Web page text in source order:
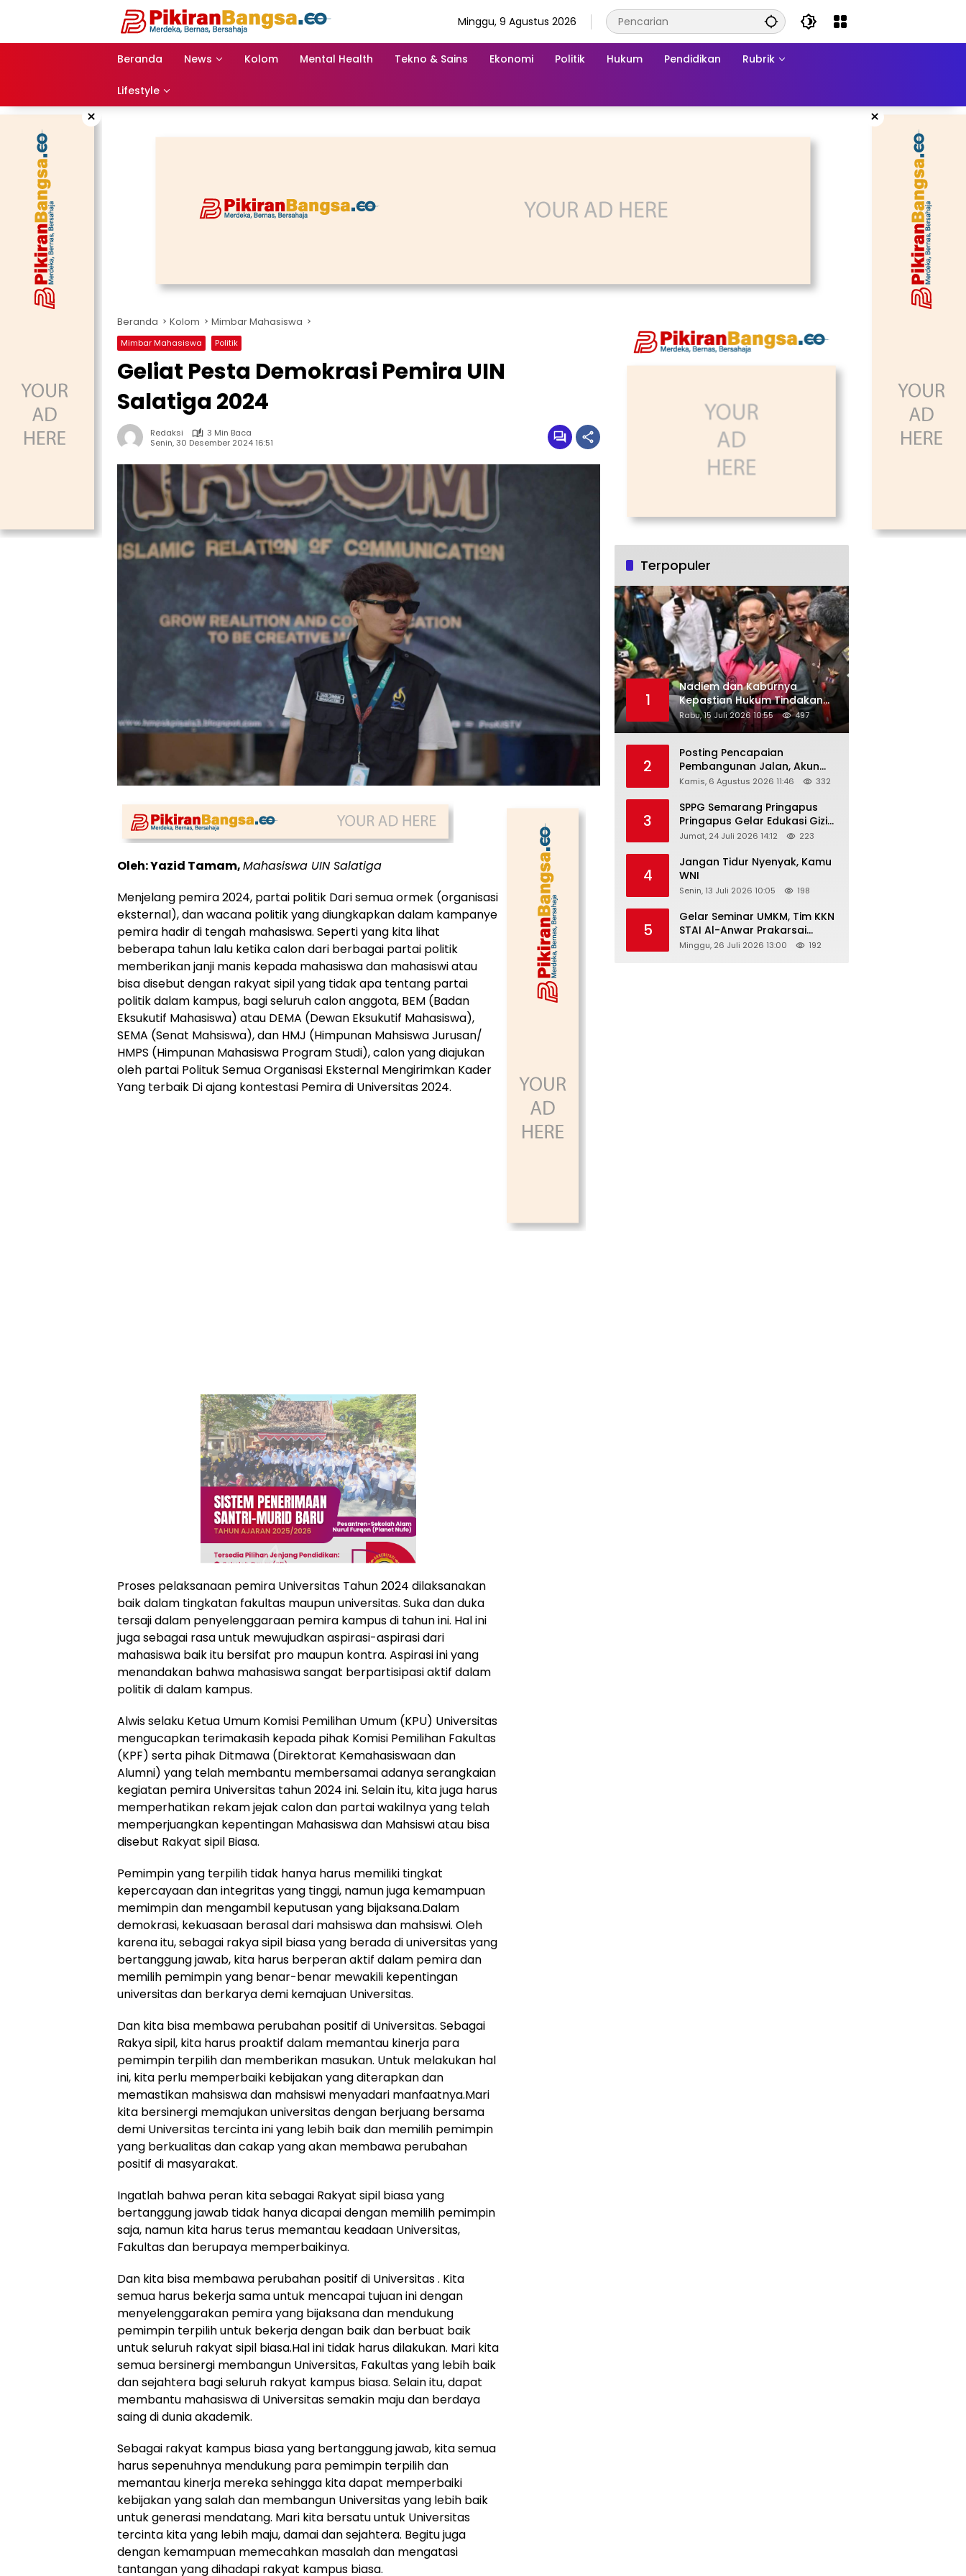
Minggu, 9 Agustus 2026
Beranda News Kolom Mental Health Tekno & Sains Ekonomi Politik Hukum Pendidikan Rubrik
Lifestyle
× ×
Beranda Kolom Mimbar Mahasiswa
Mimbar Mahasiswa Politik
Geliat Pesta Demokrasi Pemira UIN
Salatiga 2024
Redaksi
3 Min Baca
Senin, 30 Desember 2024 16:51
Oleh: Yazid Tamam,Mahasiswa UIN Salatiga
Menjelang pemira 2024, partai politik Dari semua ormek (organisasi
eksternal), dan wacana politik yang diungkapkan dalam kampanye
pemira hadir di tengah mahasiswa. Seperti yang kita lihat
beberapa tahun lalu ketika calon dari berbagai partai politik
memberikan janji manis kepada mahasiswa dan mahasiswi atau
bisa disebut dengan rakyat sipil yang tidak apa tentang partai
politik dalam kampus, bagi seluruh calon anggota, BEM (Badan
Eksukutif Mahasiswa) atau DEMA (Dewan Eksukutif Mahasiswa),
SEMA (Senat Mahsiswa), dan HMJ (Himpunan Mahsiswa Jurusan/
HMPS (Himpunan Mahasiswa Program Studi), calon yang diajukan
oleh partai Polituk Semua Organisasi Eksternal Mengirimkan Kader
Yang terbaik Di ajang kontestasi Pemira di Universitas 2024.
Proses pelaksanaan pemira Universitas Tahun 2024 dilaksanakan
baik dalam tingkatan fakultas maupun universitas. Suka dan duka
tersaji dalam penyelenggaraan pemira kampus di tahun ini. Hal ini
juga sebagai rasa untuk mewujudkan aspirasi-aspirasi dari
mahasiswa baik itu bersifat pro maupun kontra. Aspirasi ini yang
menandakan bahwa mahasiswa sangat berpartisipasi aktif dalam
politik di dalam kampus.
Alwis selaku Ketua Umum Komisi Pemilihan Umum (KPU) Universitas
mengucapkan terimakasih kepada pihak Komisi Pemilihan Fakultas
(KPF) serta pihak Ditmawa (Direktorat Kemahasiswaan dan
Alumni) yang telah membantu membersamai adanya serangkaian
kegiatan pemira Universitas tahun 2024 ini. Selain itu, kita juga harus
memperhatikan rekam jejak calon dan partai wakilnya yang telah
memperjuangkan kepentingan Mahasiswa dan Mahsiswi atau bisa
disebut Rakyat sipil Biasa.
Pemimpin yang terpilih tidak hanya harus memiliki tingkat
kepercayaan dan integritas yang tinggi, namun juga kemampuan
memimpin dan mengambil keputusan yang bijaksana.Dalam
demokrasi, kekuasaan berasal dari mahsiswa dan mahsiswi. Oleh
karena itu, sebagai rakya sipil biasa yang berada di universitas yang
bertanggung jawab, kita harus berperan aktif dalam pemira dan
memilih pemimpin yang benar-benar mewakili kepentingan
universitas dan berkarya demi kemajuan Universitas.
Dan kita bisa membawa perubahan positif di Universitas. Sebagai
Rakya sipil, kita harus proaktif dalam memantau kinerja para
pemimpin terpilih dan memberikan masukan. Untuk melakukan hal
ini, kita perlu memperbaiki kebijakan yang diterapkan dan
memastikan mahsiswa dan mahsiswi menyadari manfaatnya.Mari
kita bersinergi memajukan universitas dengan berjuang bersama
demi Universitas tercinta ini yang lebih baik dan memilih pemimpin
yang berkualitas dan cakap yang akan membawa perubahan
positif di masyarakat.
Ingatlah bahwa peran kita sebagai Rakyat sipil biasa yang
bertanggung jawab tidak hanya dicapai dengan memilih pemimpin
saja, namun kita harus terus memantau keadaan Universitas,
Fakultas dan berupaya memperbaikinya.
Dan kita bisa membawa perubahan positif di Universitas . Kita
semua harus bekerja sama untuk mencapai tujuan ini dengan
menyelenggarakan pemira yang bijaksana dan mendukung
pemimpin terpilih untuk bekerja dengan baik dan berbuat baik
untuk seluruh rakyat sipil biasa.Hal ini tidak harus dilakukan. Mari kita
semua bersinergi membangun Universitas, Fakultas yang lebih baik
dan sejahtera bagi seluruh rakyat kampus biasa. Selain itu, dapat
membantu mahasiswa di Universitas semakin maju dan berdaya
saing di dunia akademik.
Sebagai rakyat kampus biasa yang bertanggung jawab, kita semua
harus sepenuhnya mendukung para pemimpin terpilih dan
memantau kinerja mereka sehingga kita dapat memperbaiki
kebijakan yang salah dan membangun Universitas yang lebih baik
untuk generasi mendatang. Mari kita bersatu untuk Universitas
tercinta kita yang lebih maju, damai dan sejahtera. Begitu juga
dengan kemampuan memecahkan masalah dan mengatasi
tantangan yang dihadapi rakyat kampus biasa.
Terpopuler
1
Nadiem dan Kaburnya
Kepastian Hukum Tindakan
Pejabat Publik
Rabu, 15 Juli 2026 10:55 497
2
Posting Pencapaian
Pembangunan Jalan, Akun
Facebook Pemerintah
“Dirujak” Warganet
Kamis, 6 Agustus 2026 11:46 332
3
SPPG Semarang Pringapus
Pringapus Gelar Edukasi Gizi
di PAUD Bina Balita Peringati
Jumat, 24 Juli 2026 14:12 223
4
Jangan Tidur Nyenyak, Kamu
WNI
Senin, 13 Juli 2026 10:05 198
5
Gelar Seminar UMKM, Tim KKN
STAI Al-Anwar Prakarsai
Usaha Tepung Maizena di
Minggu, 26 Juli 2026 13:00 192